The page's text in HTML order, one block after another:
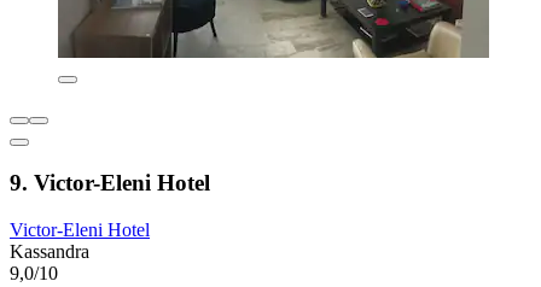
9. Victor-Eleni Hotel
Victor-Eleni Hotel
Kassandra
9,0/10